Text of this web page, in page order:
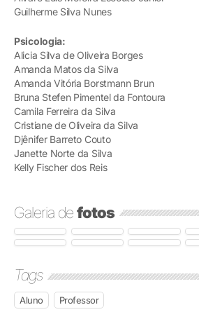
Guilherme Silva Nunes
Psicologia:
Alicia Silva de Oliveira Borges
Amanda Matos da Silva
Amanda Vitória Borstmann Brun
Bruna Stefen Pimentel da Fontoura
Camila Ferreira da Silva
Cristiane de Oliveira da Silva
Djênifer Barreto Couto
Janette Norte da Silva
Kelly Fischer dos Reis
Galeria defotos
Tags
Aluno Professor